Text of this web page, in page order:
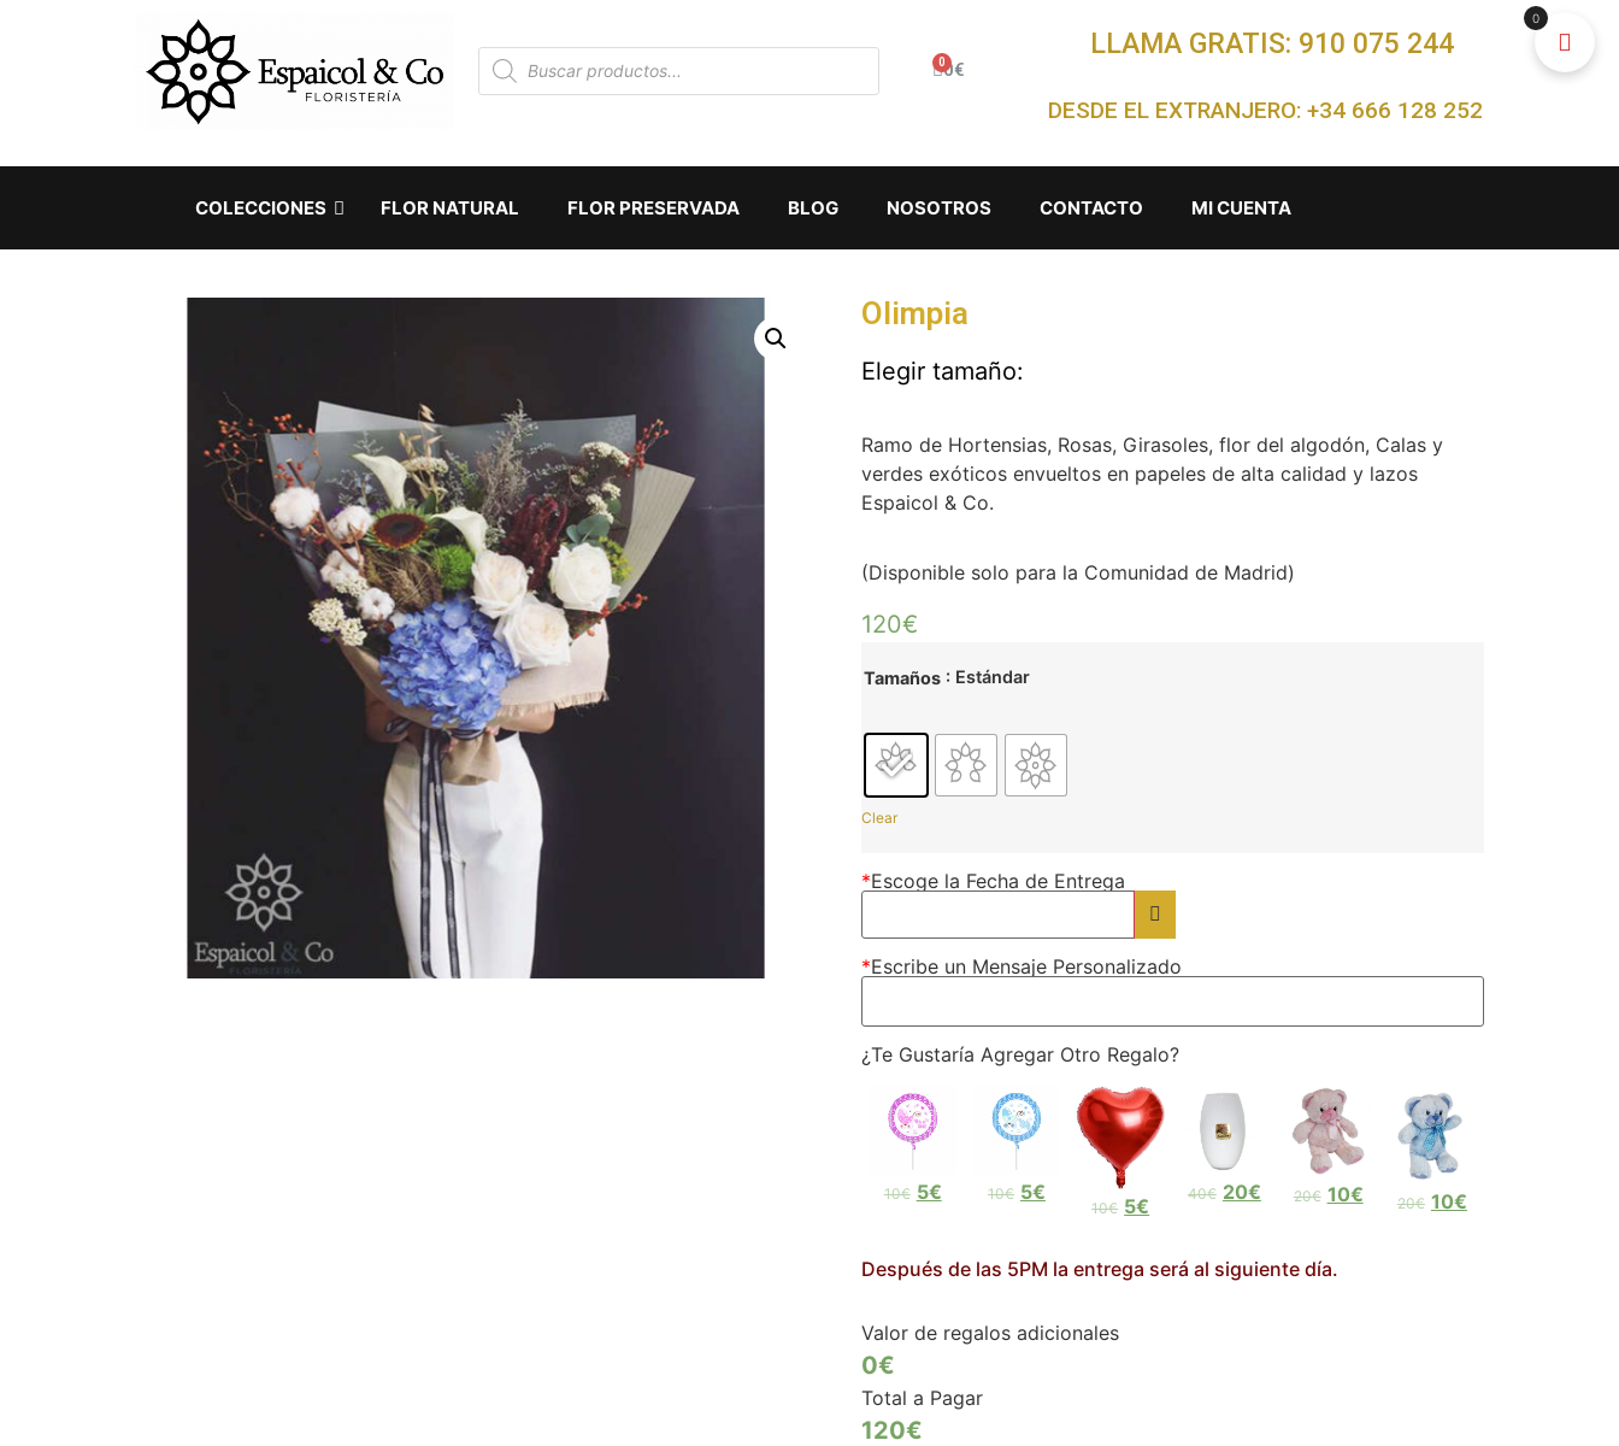
0€
LLAMA GRATIS: 910 075 244
DESDE EL EXTRANJERO: +34 666 128 252
COLECCIONES FLOR NATURAL FLOR PRESERVADA BLOG NOSOTROS CONTACTO MI CUENTA
Olimpia
Elegir tamaño:
Ramo de Hortensias, Rosas, Girasoles, flor del algodón, Calas y
verdes exóticos envueltos en papeles de alta calidad y lazos
Espaicol & Co.
(Disponible solo para la Comunidad de Madrid)
120€
Tamaños : Estándar
Clear
*Escoge la Fecha de Entrega
*Escribe un Mensaje Personalizado
¿Te Gustaría Agregar Otro Regalo?
10€ 5€ 10€ 5€
10€ 5€
40€ 20€ 20€ 10€ 20€ 10€
Después de las 5PM la entrega será al siguiente día.
Valor de regalos adicionales
0€
Total a Pagar
120€
0